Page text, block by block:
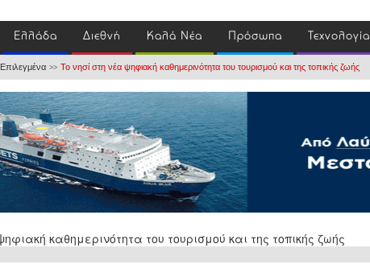
Ελλάδα Διεθνή Καλά Νέα Πρόσωπα Τεχνολογία
Επιλεγμένα >> Το νησί στη νέα ψηφιακή καθημερινότητα του τουρισμού και της τοπικής ζωής